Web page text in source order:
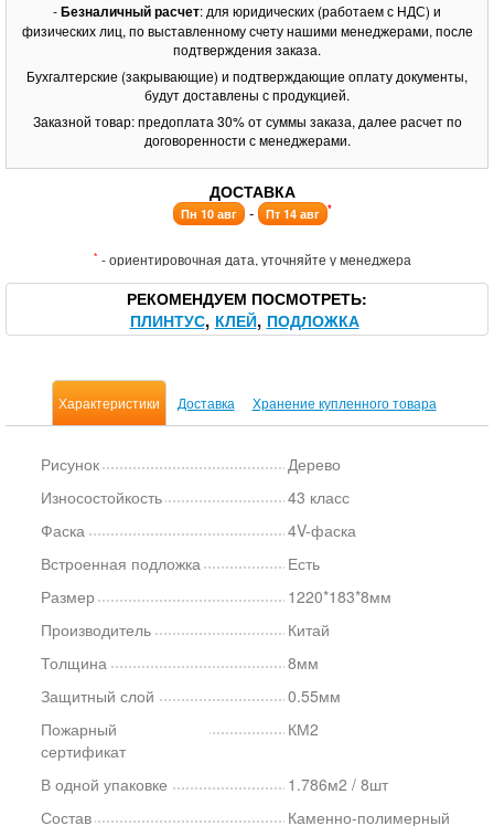
-Безналичный расчет: для юридических (работаем с НДС) и
физических лиц, по выставленному счету нашими менеджерами, после
подтверждения заказа.
Бухгалтерские (закрывающие) и подтверждающие оплату документы,
будут доставлены с продукцией.
Заказной товар: предоплата 30% от суммы заказа, далее расчет по
договоренности с менеджерами.
ДОСТАВКА
Пн 10 авг - Пт 14 авг *
* - ориентировочная дата, уточняйте у менеджера
РЕКОМЕНДУЕМ ПОСМОТРЕТЬ
ПЛИНТУС КЛЕЙ ПОДЛОЖКА
Характеристики Доставка Хранение купленного товара
Рисунок
Дерево
Износостойкость
43 класс
Фаска
4V-фаска
Встроенная подложка
Есть
Размер
1220*183*8мм
Производитель
Китай
Толщина
8мм
Защитный слой
0.55мм
Пожарный
сертификат
КМ2
В одной упаковке
1.786м2 / 8шт
Состав
Каменно-полимерный